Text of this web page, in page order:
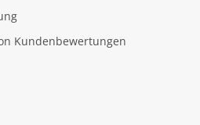
Kundenbewertungen